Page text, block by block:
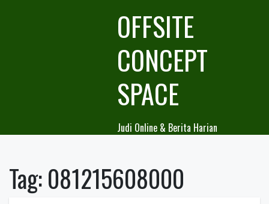
OFFSITE
CONCEPT
SPACE
Judi Online & Berita Harian
Tag:081215608000